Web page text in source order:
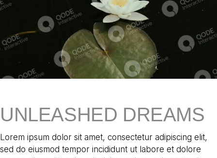
UNLEASHED DREAMS
Lorem ipsum dolor sit amet, consectetur adipiscing elit,
sed do eiusmod tempor incididunt ut labore et dolore